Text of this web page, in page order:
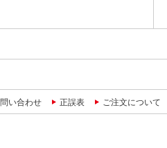
い合わせ 正誤表 ご注文について